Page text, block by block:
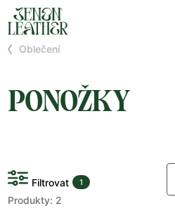
Oblečení
PONOŽKY
Filtrovat 1
Produkty: 2